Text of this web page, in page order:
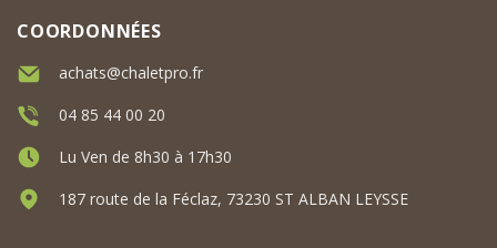
COORDONNÉES
achats@chaletpro.fr
04 85 44 00 20
Lu Ven de 8h30 à 17h30
187 route de la Féclaz, 73230 ST ALBAN LEYSSE